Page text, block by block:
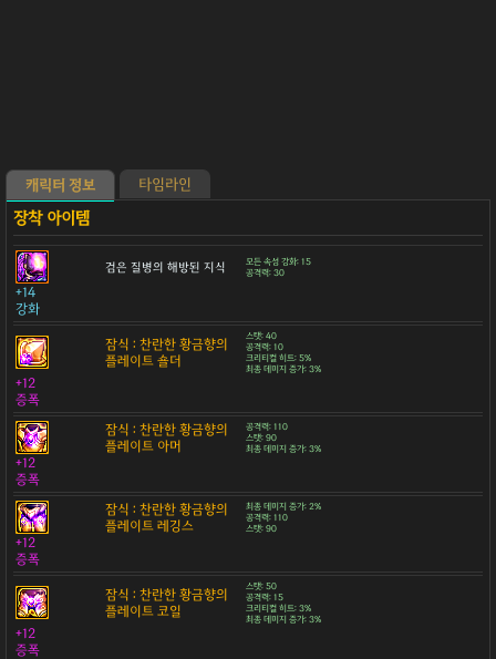
캐릭터 정보 타임라인
검은 질병의 해방된 지식
모든 속성 강화: 15
공격력: 30
+14
강화
잠식 : 찬란한 황금향의
플레이트 숄더
스탯: 40
공격력: 10
크리티컬 히트: 5%
최종 데미지 증가: 3%
+12
증폭
잠식 : 찬란한 황금향의
플레이트 아머
공격력: 110
스탯: 90
최종 데미지 증가: 3%
+12
증폭
잠식 : 찬란한 황금향의
플레이트 레깅스
최종 데미지 증가: 2%
공격력: 110
스탯: 90
+12
증폭
잠식 : 찬란한 황금향의
플레이트 코일
스탯: 50
공격력: 15
크리티컬 히트: 3%
최종 데미지 증가: 3%
+12
증폭